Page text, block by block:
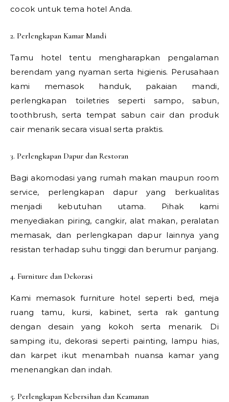
cocok untuk tema hotel Anda.
2. Perlengkapan Kamar Mandi
Tamu hotel tentu mengharapkan pengalaman
berendam yang nyaman serta higienis. Perusahaan
kami memasok handuk, pakaian mandi,
perlengkapan toiletries seperti sampo, sabun,
toothbrush, serta tempat sabun cair dan produk
cair menarik secara visual serta praktis.
3. Perlengkapan Dapur dan Restoran
Bagi akomodasi yang rumah makan maupun room
service, perlengkapan dapur yang berkualitas
menjadi kebutuhan utama. Pihak kami
menyediakan piring, cangkir, alat makan, peralatan
memasak, dan perlengkapan dapur lainnya yang
resistan terhadap suhu tinggi dan berumur panjang.
4. Furniture dan Dekorasi
Kami memasok furniture hotel seperti bed, meja
ruang tamu, kursi, kabinet, serta rak gantung
dengan desain yang kokoh serta menarik. Di
samping itu, dekorasi seperti painting, lampu hias,
dan karpet ikut menambah nuansa kamar yang
menenangkan dan indah.
5. Perlengkapan Kebersihan dan Keamanan